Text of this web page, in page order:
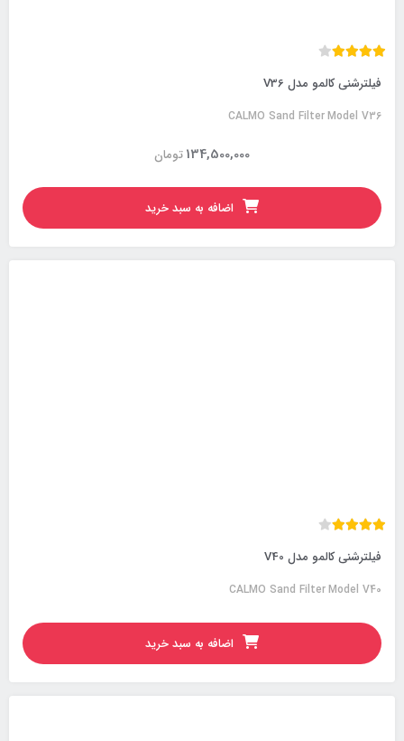
فیلترشنی کالمو مدل V36
CALMO Sand Filter Model V36
تومان134,500,000
اضافه به سبد خرید
فیلترشنی کالمو مدل V40
CALMO Sand Filter Model V40
اضافه به سبد خرید